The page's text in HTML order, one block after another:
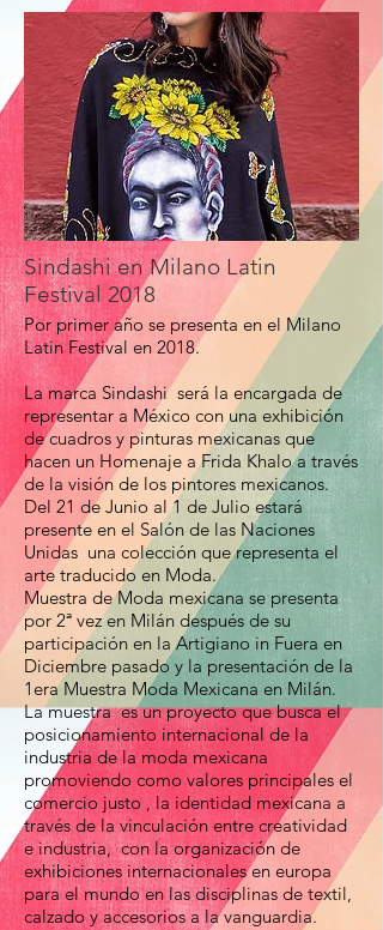
Sindashi en Milano Latin
Festival 2018
Por primer año se presenta en el Milano
Latin Festival en 2018.
La marca Sindashi será la encargada de
representar a México con una exhibición
de cuadros y pinturas mexicanas que
hacen un Homenaje a Frida Khalo a través
de la visión de los pintores mexicanos.
Del 21 de Junio al 1 de Julio estará
presente en el Salón de las Naciones
Unidas una colección que representa el
arte traducido en Moda.
Muestra de Moda mexicana se presenta
por 2ª vez en Milán después de su
participación en la Artigiano in Fuera en
Diciembre pasado y la presentación de la
1era Muestra Moda Mexicana en Milán.
La muestra es un proyecto que busca el
posicionamiento internacional de la
industria de la moda mexicana
promoviendo como valores principales el
comercio justo , la identidad mexicana a
través de la vinculación entre creatividad
e industria, con la organización de
exhibiciones internacionales en europa
para el mundo en las disciplinas de textil,
calzado y accesorios a la vanguardia.